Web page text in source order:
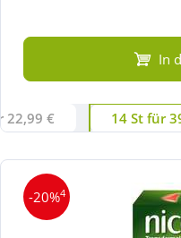
In
22,99 € 14 St für
-20%4